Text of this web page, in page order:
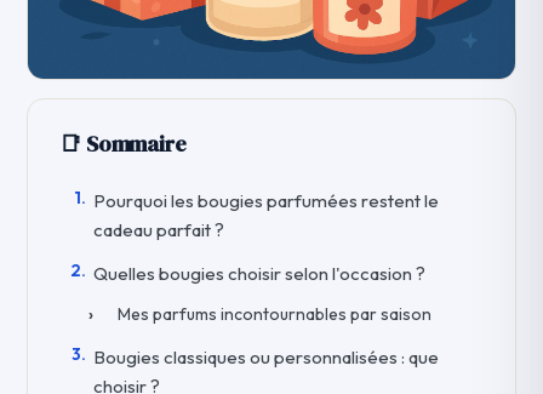
📑 Sommaire
Pourquoi les bougies parfumées restent le
cadeau parfait ?
Quelles bougies choisir selon l'occasion ?
Mes parfums incontournables par saison
Bougies classiques ou personnalisées : que
choisir ?